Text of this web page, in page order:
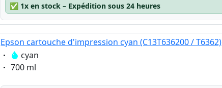
✅ 1x en stock – Expédition sous 24 heures
Epson cartouche d'impression cyan (C13T636200 / T6362)
Eigenschaft:
cyan
Eigenschaft:
700 ml